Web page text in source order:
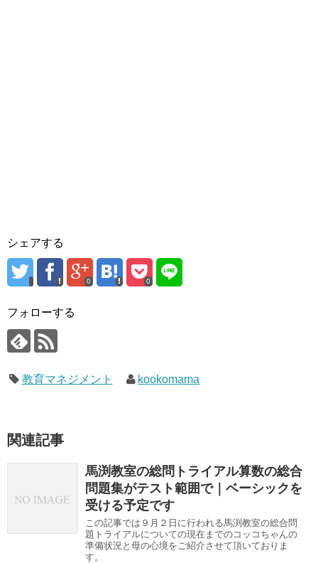
シェアする
0 0
フォローする
教育マネジメント kookomama
関連記事
馬渕教室の総問トライアル算数の総合
問題集がテスト範囲で｜ベーシックを
受ける予定です
この記事では９月２日に行われる馬渕教室の総合問
題トライアルについての現在までのコッコちゃんの
準備状況と母の心境をご紹介させて頂いておりま
す。